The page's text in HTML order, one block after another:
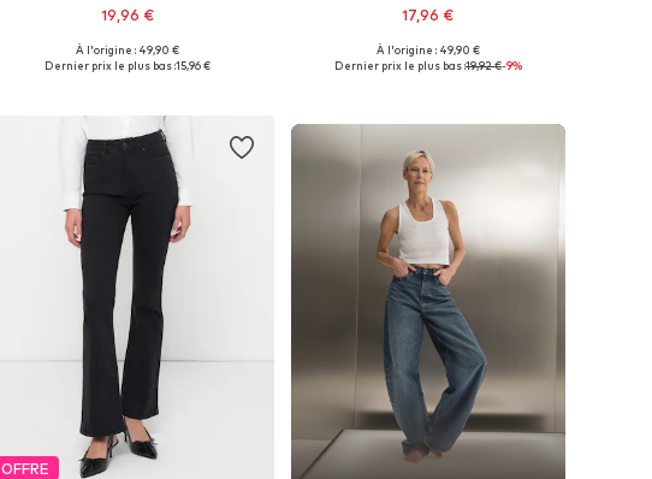
19,96 €
Disponible en plusieurs tailles
À l'origine : 49,90 €
Dernier prix le plus bas :15,96 €
17,96 €
Disponible en plusieurs tailles
À l'origine : 49,90 €
Dernier prix le plus bas :19,92 €-9%
OFFRE